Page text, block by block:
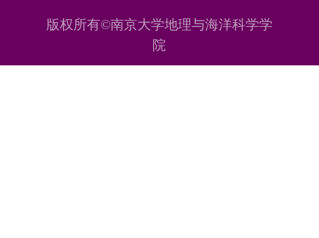
版权所有©南京大学地理与海洋科学学
院